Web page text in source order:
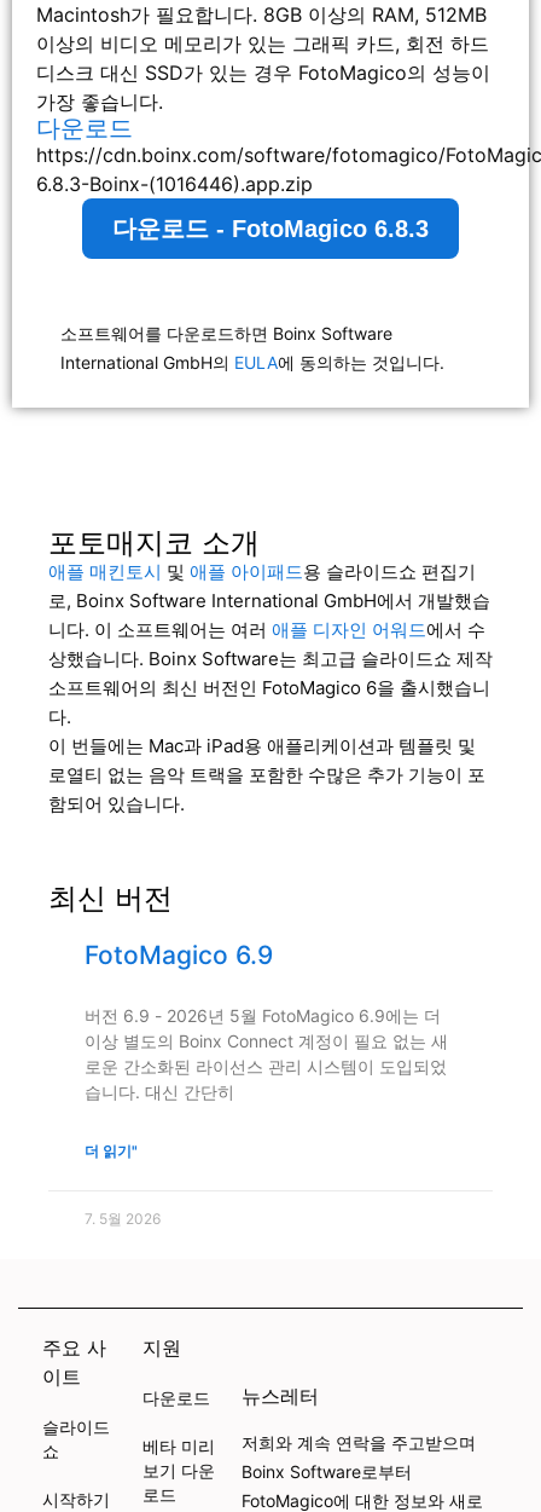
Macintosh가 필요합니다. 8GB 이상의 RAM, 512MB
이상의 비디오 메모리가 있는 그래픽 카드, 회전 하드
디스크 대신 SSD가 있는 경우 FotoMagico의 성능이
가장 좋습니다.
다운로드
https://cdn.boinx.com/software/fotomagico/
6.8.3-Boinx-(1016446).app.zip
다운로드 - FotoMagico 6.8.3
소프트웨어를 다운로드하면 Boinx Software
International GmbH의 EULA에 동의하는 것입니다.
포토매지코 소개
애플 매킨토시 및 애플 아이패드용 슬라이드쇼 편집기
로, Boinx Software International GmbH에서 개발했습
니다. 이 소프트웨어는 여러 애플 디자인 어워드에서 수
상했습니다. Boinx Software는 최고급 슬라이드쇼 제작
소프트웨어의 최신 버전인 FotoMagico 6을 출시했습니
다.
이 번들에는 Mac과 iPad용 애플리케이션과 템플릿 및
로열티 없는 음악 트랙을 포함한 수많은 추가 기능이 포
함되어 있습니다.
최신 버전
FotoMagico 6.9
버전 6.9 - 2026년 5월 FotoMagico 6.9에는 더
이상 별도의 Boinx Connect 계정이 필요 없는 새
로운 간소화된 라이선스 관리 시스템이 도입되었
습니다. 대신 간단히
더 읽기"
7. 5월 2026
주요 사
이트
슬라이드
쇼
시작하기
지원
다운로드
베타 미리
보기 다운
로드
뉴스레터
저희와 계속 연락을 주고받으며
Boinx Software로부터
FotoMagico에 대한 정보와 새로